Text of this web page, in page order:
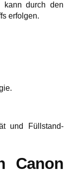
kann durch den
erfolgen.
und Füllstand-
Canon